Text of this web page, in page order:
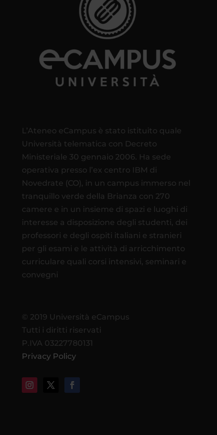
L’Ateneo eCampus è stato istituito quale
Università telematica con Decreto
Ministeriale 30 gennaio 2006. Ha sede
operativa presso l’ex centro IBM di
Novedrate (CO), in un campus immerso nel
tranquillo verde della Brianza con 270
camere e in un insieme di spazi e luoghi di
interesse a disposizione degli studenti, dei
professori e degli ospiti italiani e stranieri
per gli esami e le attività di arricchimento
curriculare quali corsi intensivi, seminari e
convegni
© 2019 Università eCampus
Tutti i diritti riservati
P.IVA 03227780131
Privacy Policy